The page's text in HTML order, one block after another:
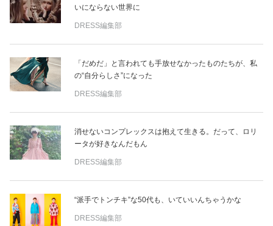
いにならない世界に
DRESS編集部
「だめだ」と言われても手放せなかったものたちが、私
の“自分らしさ”になった
DRESS編集部
消せないコンプレックスは抱えて生きる。だって、ロリ
ータが好きなんだもん
DRESS編集部
“派手でトンチキ”な50代も、いていいんちゃうかな
DRESS編集部